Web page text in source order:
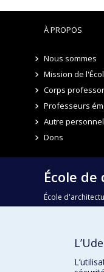
À PROPOS
Nous sommes
Mission de
Corps
Professeurs
Autre
Dons
École de
École
Faculté de